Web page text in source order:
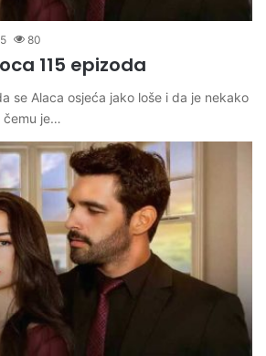
80
115 epizoda
se Alaca osjeća jako loše i da je nekako
čemu je…